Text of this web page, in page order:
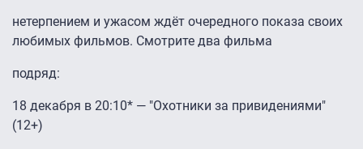
нетерпением и ужасом ждёт очередного показа своих
любимых фильмов. Смотрите два фильма
подряд:
18 декабря в 20:10* — "Охотники за привидениями"
(12+)